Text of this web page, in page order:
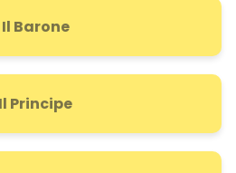
Il Barone
Il Principe